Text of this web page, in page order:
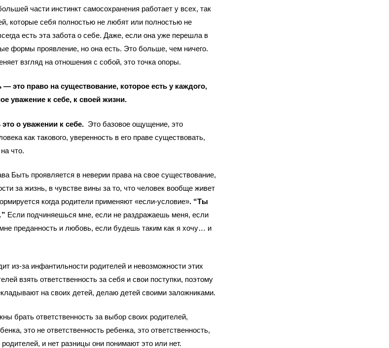
части инстинкт самосохранения работает у всех, так
которые себя полностью не любят или полностью не
есть эта забота о себе. Даже, если она уже перешла в
формы проявление, но она есть. Это больше, чем ничего.
взгляд на отношения с собой, это точка опоры.
это право на существование, которое есть у каждого,
уважение к себе, к своей жизни.
о уважении к себе. Это базовое ощущение, это
как такового, уверенность в его праве существовать,
что.
Быть проявляется в неверии права на свое существование,
за жизнь, в чувстве вины за то, что человек вообще живет
когда родители применяют «если-условие». “Ты
Если подчиняешься мне, если не раздражаешь меня, если
преданность и любовь, если будешь таким как я хочу… и
из-за инфантильности родителей и невозможности этих
взять ответственность за себя и свои поступки, поэтому
на своих детей, делаю детей своими заложниками.
брать ответственность за выбор своих родителей,
это не ответственность ребенка, это ответственность,
и нет разницы они понимают это или нет.